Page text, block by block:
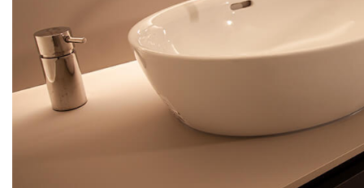
WERKWIJZE
PROJECTEN
VACATURES